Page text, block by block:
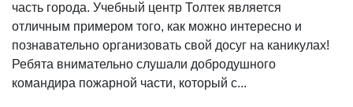
часть города. Учебный центр Толтек является
отличным примером того, как можно интересно и
познавательно организовать свой досуг на каникулах!
Ребята внимательно слушали добродушного
командира пожарной части, который с...